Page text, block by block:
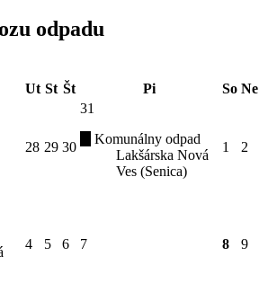
odpadu
Ut St Št Pi So Ne
28 29 30
31
Komunálny odpad
Lakšárska Nová
Ves (Senica)
1 2
4 5 6 7 8 9